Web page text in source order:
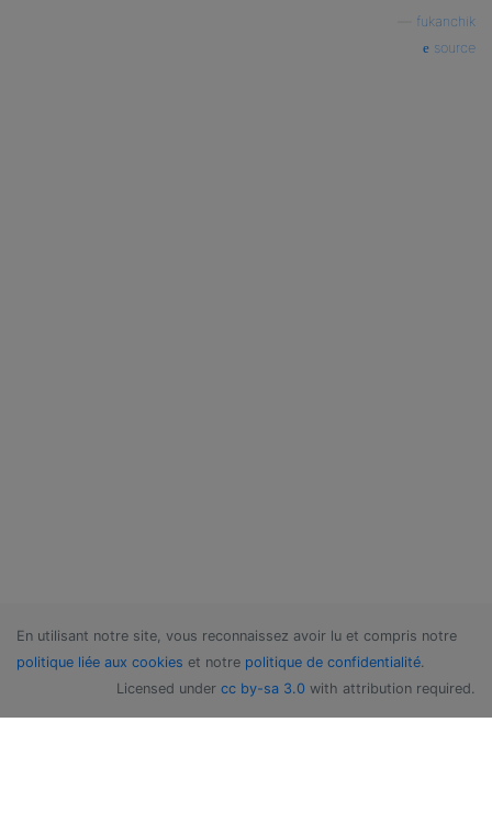
fukanchik
source
En utilisant notre site, vous reconnaissez avoir lu et compris notre
politique liée aux cookies et notre politique de confidentialité.
Licensed under cc by-sa 3.0 with attribution required.